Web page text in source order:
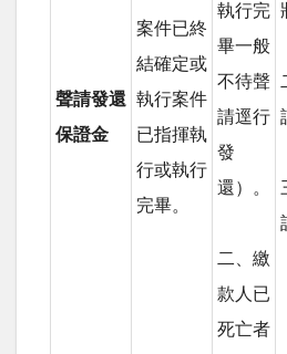
聲請發還
保證金
案件已終
結確定或
執行案件
已指揮執
行或執行
完畢。
執行完
畢一般
不待聲
請逕行
發
還）。
二、繳
款人已
死亡者